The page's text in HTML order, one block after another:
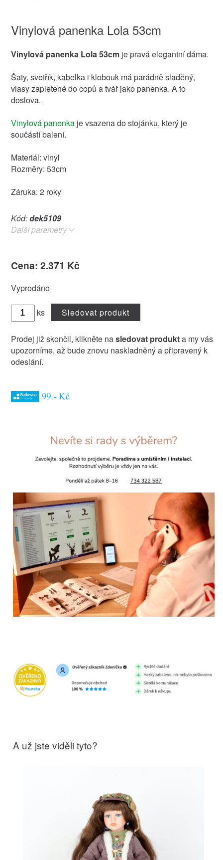
Vinylová panenka Lola 53cm
Vinylová panenka Lola 53cmje pravá elegantní dáma.
Šaty, svetřík, kabelka i klobouk má parádně sladěný,
vlasy zapletené do copů a tvář jako panenka. A to
doslova.
Vinylová panenkaje vsazena do stojánku, který je
součástí balení.
Materiál: vinyl
Rozměry: 53cm
Záruka: 2 roky
Kód:dek5109
Další parametry
Cena: 2.371 Kč
Vyprodáno
ks Sledovat produkt
Prodej již skončil, klikněte nasledovat produkta my vás
upozorníme, až bude znovu naskladněný a připravený k
odeslání.
A už jste viděli tyto?